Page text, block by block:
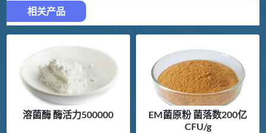
相关产品
溶菌酶 酶活力500000
EM菌原粉 菌落数200亿
CFU/g